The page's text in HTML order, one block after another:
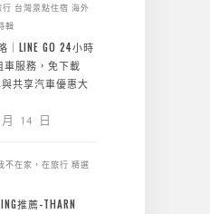
行 台灣景點住宿 海外
輯
｜LINE GO 24小時
車服務，免下載
共享汽車優惠大
14 日
不在家，在旅行 精選
推薦-THARN